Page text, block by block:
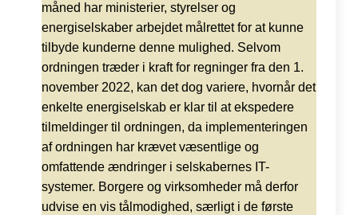
måned har ministerier, styrelser og
energiselskaber arbejdet målrettet for at kunne
tilbyde kunderne denne mulighed. Selvom
ordningen træder i kraft for regninger fra den 1.
november 2022, kan det dog variere, hvornår det
enkelte energiselskab er klar til at ekspedere
tilmeldinger til ordningen, da implementeringen
af ordningen har krævet væsentlige og
omfattende ændringer i selskabernes IT-
systemer. Borgere og virksomheder må derfor
udvise en vis tålmodighed, særligt i de første